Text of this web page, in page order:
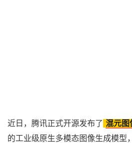
近日，腾讯正式开源发布了 混元图
的工业级原生多模态图像生成模型